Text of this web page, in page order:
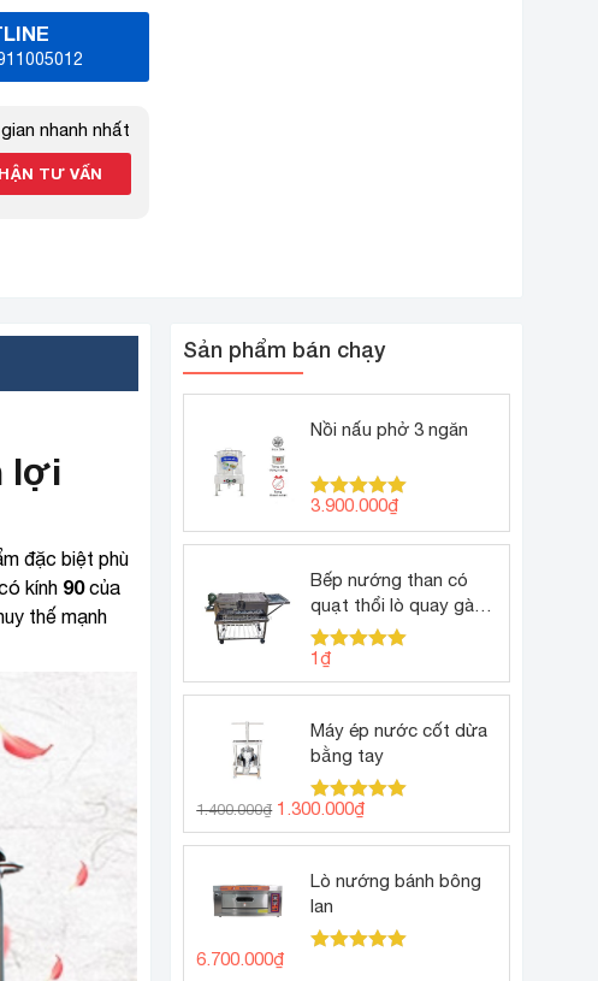
nhanh nhất
lợi
đặc biệt phù
kính 90của
thế mạnh
Sản phẩm bán chạy
Nồi nấu phở 3 ngăn
Được xếp
hạng5.00
5 sao
3.900.000₫
Bếp nướng than có
quạt thổi lò quay gà
vịt
Được xếp
hạng5.00
5 sao
1₫
Máy ép nước cốt dừa
bằng tay
Được xếp
hạng5.00
5 sao
1.400.000₫ Giá
gốc
là:
1.400.000₫.
1.300.000₫Giá
hiện
tại
là:
Lò nướng bánh bông
lan
6.700.000₫